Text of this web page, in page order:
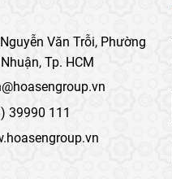
Văn Trỗi, Phường
Tp. HCM
39990 111